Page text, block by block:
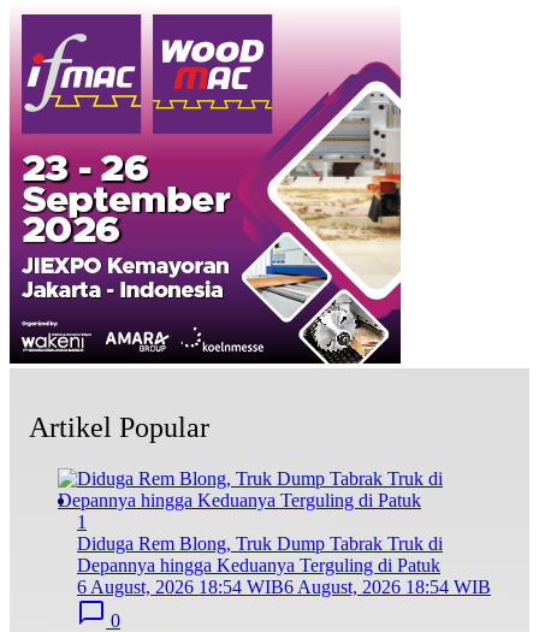
Artikel Popular
1
Diduga Rem Blong, Truk Dump Tabrak Truk di
Depannya hingga Keduanya Terguling di Patuk
6 August, 2026 18:54 WIB6 August, 2026 18:54 WIB
0